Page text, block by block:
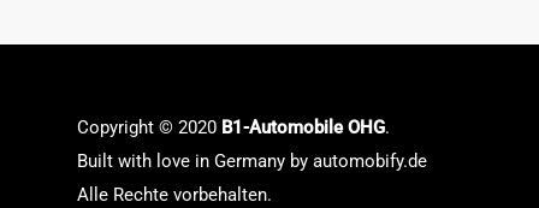
Copyright © 2020 B1-Automobile OHG.
Built with love in Germany by automobify.de
Alle Rechte vorbehalten.